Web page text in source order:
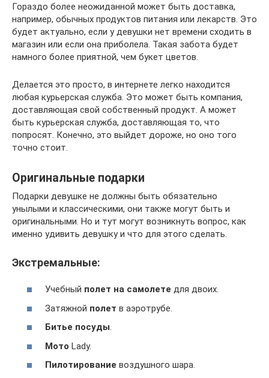
Гораздо более неожиданной может быть доставка,
например, обычных продуктов питания или лекарств. Это
будет актуально, если у девушки нет времени сходить в
магазин или если она приболела. Такая забота будет
намного более приятной, чем букет цветов.
Делается это просто, в интернете легко находится
любая курьерская служба. Это может быть компания,
доставляющая свой собственный продукт. А может
быть курьерская служба, доставляющая то, что
попросят. Конечно, это выйдет дороже, но оно того
точно стоит.
Оригинальные подарки
Подарки девушке не должны быть обязательно
унылыми и классическими, они также могут быть и
оригинальными. Но и тут могут возникнуть вопрос, как
именно удивить девушку и что для этого сделать.
Экстремальные:
Учебный полет на самолете для двоих.
Затяжной полет в аэротрубе.
Битье посуды.
Мото Lady.
Пилотирование воздушного шара.